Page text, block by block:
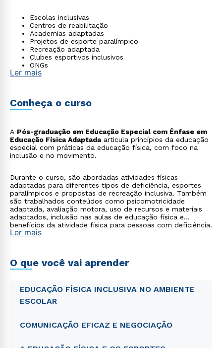
Escolas inclusivas
Centros de reabilitação
Academias adaptadas
Projetos de esporte paralímpico
Recreação adaptada
Clubes esportivos inclusivos
ONGs
Consultoria em educação física adaptada
Ler mais
Conheça o curso
A Pós-graduação em Educação Especial com Ênfase em
Educação Física Adaptadaarticula princípios da educação
especial com práticas da educação física, com foco na
inclusão e no movimento.
Durante o curso, são abordadas atividades físicas
adaptadas para diferentes tipos de deficiência, esportes
paralímpicos e propostas de recreação inclusiva. Também
são trabalhados conteúdos como psicomotricidade
adaptada, avaliação motora, uso de recursos e materiais
adaptados, inclusão nas aulas de educação física e
benefícios da atividade física para pessoas com deficiência.
Ler mais
O que você vai aprender
EDUCAÇÃO FÍSICA INCLUSIVA NO AMBIENTE
ESCOLAR
COMUNICAÇÃO EFICAZ E NEGOCIAÇÃO